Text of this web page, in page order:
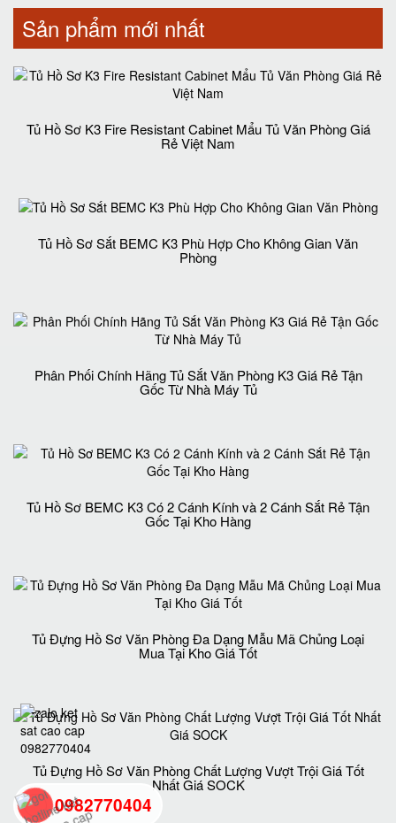
Sản phẩm mới nhất
Tủ Hồ Sơ K3 Fire Resistant Cabinet Mẩu Tủ Văn Phòng Giá
Rẻ Việt Nam
Tủ Hồ Sơ Sắt BEMC K3 Phù Hợp Cho Không Gian Văn
Phòng
Phân Phối Chính Hãng Tủ Sắt Văn Phòng K3 Giá Rẻ Tận
Gốc Từ Nhà Máy Tủ
Tủ Hồ Sơ BEMC K3 Có 2 Cánh Kính và 2 Cánh Sắt Rẻ Tận
Gốc Tại Kho Hàng
Tủ Đựng Hồ Sơ Văn Phòng Đa Dạng Mẫu Mã Chủng Loại
Mua Tại Kho Giá Tốt
Tủ Đựng Hồ Sơ Văn Phòng Chất Lượng Vượt Trội Giá Tốt
Nhất Giá SOCK
0982770404